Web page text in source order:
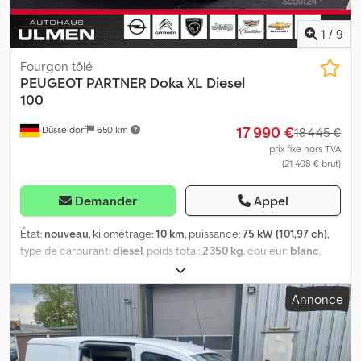
1 / 9
Düsseldorf 650 km
Fourgon tôlé
PEUGEOT PARTNER Doka XL Diesel
100
17 990 €18 445 €
prix fixe hors TVA
(21 408 € brut)
Demander Appel
État: nouveau, kilométrage:10 km, puissance:75 kW (101,97 ch),
type de carburant:diesel, poids total:2 350 kg, couleur: blanc,
, classe d'émission:
de sièges:5, Année de construction:2026, Équipement:ABS,
climatisation, filtre à particules, programme électronique de
stabilité (ESP), système de navigation, verrouillage centralisé
Votre interlocuteur direct : Andreas Kawa, responsable des
ventes de véhicules utilitaires. Téléphone : | Courriel : Équipement
Annonce